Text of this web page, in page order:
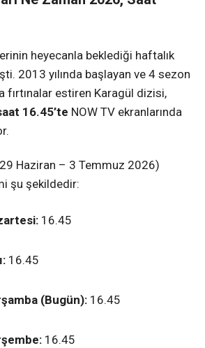
heyecanla beklediği haftalık
2013 yılında başlayan ve 4 sezon
fırtınalar estiren Karagül dizisi,
16.45’te NOW TV ekranlarında
Haziran – 3 Temmuz 2026)
şu şekildedir:
16.45
16.45
(Bugün): 16.45
16.45